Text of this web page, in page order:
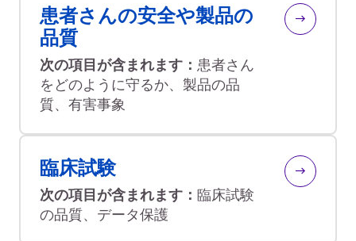
患者さんの安全や製品の
品質
次の項目が含まれます： 患者さん
をどのように守るか、製品の品
質、有害事象
臨床試験
次の項目が含まれます： 臨床試験
の品質、データ保護